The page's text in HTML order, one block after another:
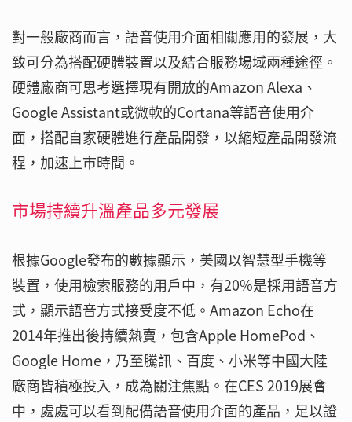
對一般廠商而言，語音使用介面相關應用的發展，大
致可分為搭配硬體裝置以及結合服務場域兩種途徑。
硬體廠商可思考選擇現有開放的Amazon Alexa、
Google Assistant或微軟的Cortana等語音使用介
面，搭配自家硬體進行產品開發，以縮短產品開發流
程，加速上市時間。
市場持續升溫產品多元發展
根據Google發布的數據顯示，美國以智慧型手機等
裝置，使用檢索服務的用戶中，有20%是採用語音方
式，顯示語音方式接受度不低。Amazon Echo在
2014年推出後持續熱賣，包含Apple HomePod、
Google Home，乃至騰訊、百度、小米等中國大陸
廠商皆積極投入，成為關注焦點。在CES 2019展會
中，處處可以看到配備語音使用介面的產品，足以證